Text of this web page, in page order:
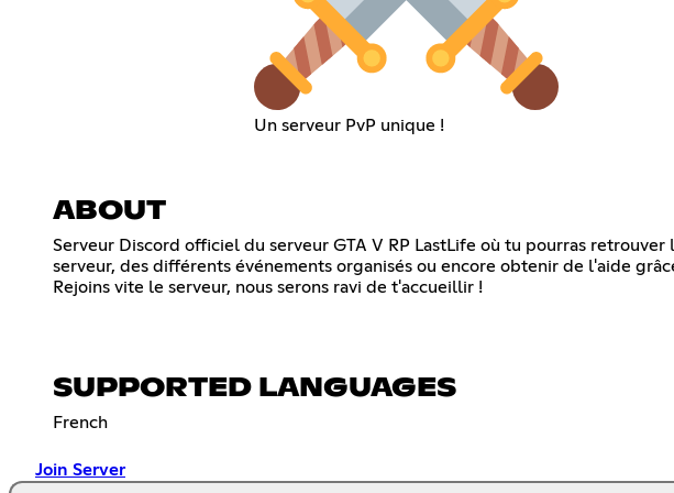
Un serveur PvP unique !
ABOUT
Serveur Discord officiel du serveur GTA V RP LastLife où tu pourras
serveur, des différents événements organisés ou encore obtenir de l'aide
Rejoins vite le serveur, nous serons ravi de t'accueillir !
SUPPORTED LANGUAGES
French
Join Server